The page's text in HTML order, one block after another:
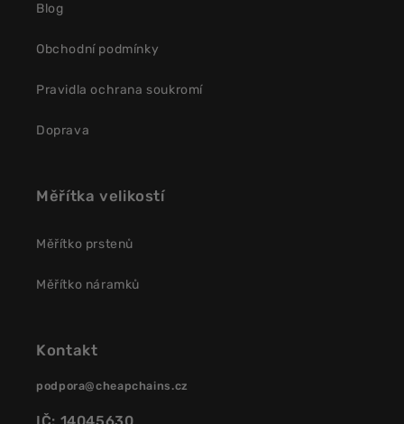
Blog
Obchodní podmínky
Pravidla ochrana soukromí
Doprava
Měřítka velikostí
Měřítko prstenů
Měřítko náramků
Kontakt
podpora@cheapchains.cz